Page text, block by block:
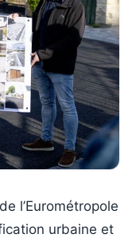
l’Eurométropole
urbaine et